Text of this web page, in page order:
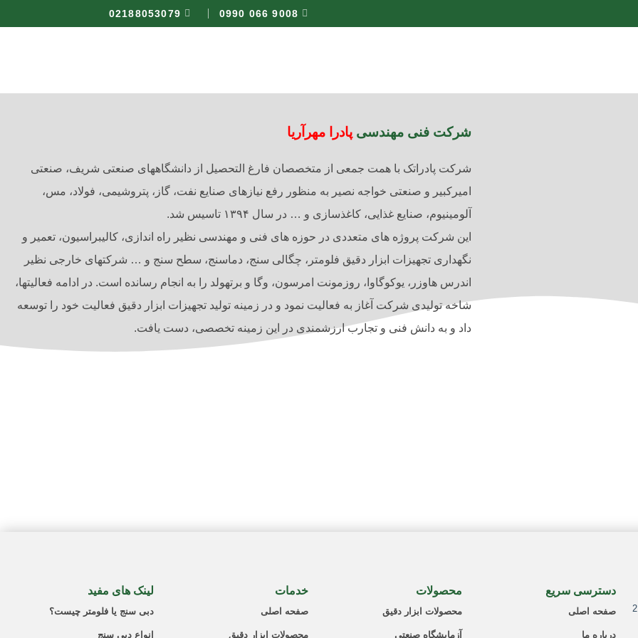
9008 066 0990
02188053079
شرکت فنی مهندسی پادرا مهرآریا
شرکت پادراتک با همت جمعی از متخصصان فارغ التحصیل از دانشگاه‎های صنعتی شریف، صنعتی
امیرکبیر و صنعتی خواجه نصیر به منظور رفع نیازهای صنایع نفت، گاز، پتروشیمی، فولاد، مس،
آلومینیوم، صنایع غذایی، کاغذسازی و … در سال ۱۳۹۴ تاسیس شد.
این شرکت پروژه های متعددی در حوزه های فنی و مهندسی نظیر راه اندازی، کالیبراسیون، تعمیر و
نگهداری تجهیزات ابزار دقیق فلومتر، چگالی سنج، دماسنج، سطح سنج و … شرکت‎های خارجی نظیر
اندرس هاوزر، یوکوگاوا، روزمونت امرسون، وگا و برتهولد را به انجام رسانده است. در ادامه فعالیت‎ها،
شاخه تولیدی شرکت آغاز به فعالیت نمود و در زمینه تولید تجهیزات ابزار دقیق فعالیت خود را توسعه
داد و به دانش فنی و تجارب ارزشمندی در این زمینه تخصصی، دست یافت.
دسترسی سریع
صفحه اصلی
درباره ما
محصولات
محصولات ابزار دقیق
آزمایشگاه صنعتی
خدمات
صفحه اصلی
محصولات ابزار دقیق
لینک های مفید
دبی سنج یا فلومتر چیست؟
انواع دبی سنج